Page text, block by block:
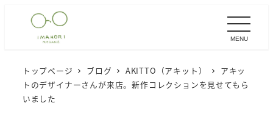
MENU
トップページ ブログ AKITTO（アキット）
アキッ
トのデザイナーさんが来店。新作コレクションを見せてもら
いました